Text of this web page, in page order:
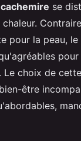
se
pour la peau,
Le choix de
être